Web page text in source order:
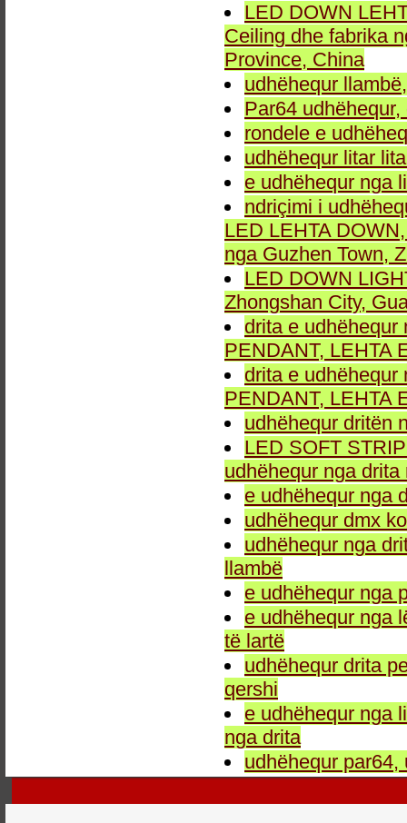
LED DOWN
Ceiling dhe fabrika
Province, China
udhëhequr
Par64
rondele e
udhëhequr litar
e udhëhequr nga
ndriçimi i
LED LEHTA
nga Guzhen Town,
LED DOWN
Zhongshan City,
drita e udhëhequr
PENDANT, LEHTA
drita e udhëhequr
PENDANT, LEHTA
udhëhequr dritën
LED SOFT
udhëhequr nga
e udhëhequr nga
udhëhequr dmx
udhëhequr nga
llambë
e udhëhequr nga
e udhëhequr nga
të lartë
udhëhequr drita
qershi
e udhëhequr nga
nga drita
udhëhequr